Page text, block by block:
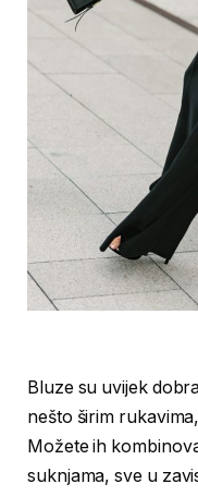
Bluze su uvijek
nešto širim
Možete ih
suknjama, sve u